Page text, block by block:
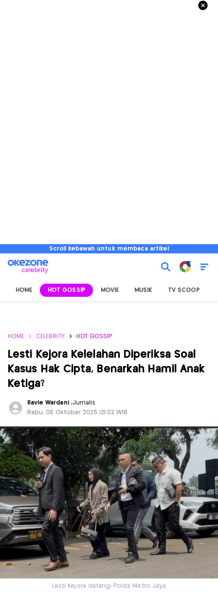
Scroll kebawah untuk membaca artikel
HOME HOT GOSSIP MOVIE MUSIK TV SCOOP
HOME CELEBRITY HOT GOSSIP
Lesti Kejora Kelelahan Diperiksa Soal
Kasus Hak Cipta, Benarkah Hamil Anak
Ketiga?
Ravie Wardani ,Jurnalis
Rabu, 08 Oktober 2025 |21:02 WIB
Lesti Kejora datangi Polda Metro Jaya